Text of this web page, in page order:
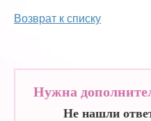
Возврат к списку
Нужна
Не нашли